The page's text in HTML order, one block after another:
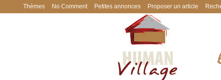
Thèmes No Comment Petites annonces Proposer un article